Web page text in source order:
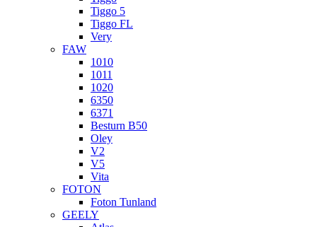
Tiggo 5
Tiggo FL
Very
FAW
1010
1011
1020
6350
6371
Besturn B50
Oley
V2
V5
Vita
FOTON
Foton Tunland
GEELY